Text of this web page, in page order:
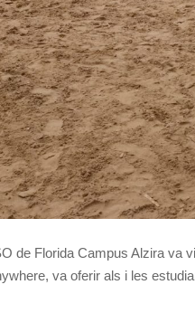
de Florida Campus Alzira va
va oferir als i les